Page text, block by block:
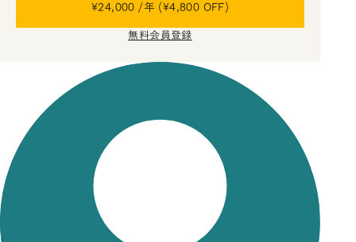
¥24,000 /年 (¥4,800 OFF)
無料会員登録